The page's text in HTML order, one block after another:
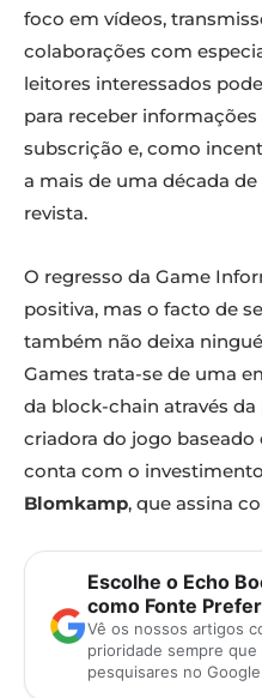
foco em vídeos,
colaborações com
leitores interessados
para receber
subscrição e, como
a mais de uma década
revista.
O regresso da Game
positiva, mas o facto de
também não deixa
Games trata-se de uma
da block-chain através
criadora do jogo baseado
conta com o
Blomkamp, que assina
Escolhe o Echo
como Fonte
Vê os nossos artigos
prioridade sempre que
pesquisares no